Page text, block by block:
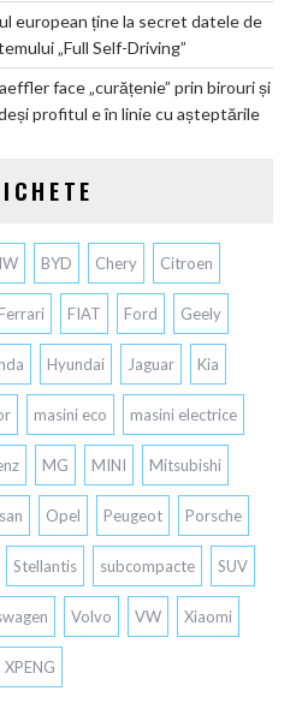
european ține la secret datele de
„Full Self-Driving”
face „curățenie” prin birouri și
profitul e în linie cu așteptările
BYD Chery Citroen
Ferrari FIAT Ford Geely
Hyundai Jaguar Kia
masini eco masini electrice
MG MINI Mitsubishi
Opel Peugeot Porsche
Stellantis subcompacte SUV
Volvo VW Xiaomi
XPENG